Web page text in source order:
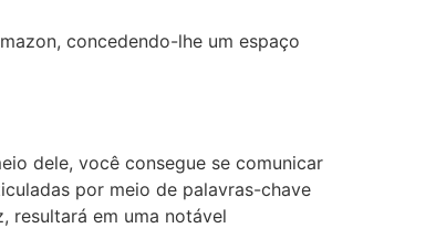
concedendo-lhe um espaço
dele, você consegue se comunicar
por meio de palavras-chave
resultará em uma notável